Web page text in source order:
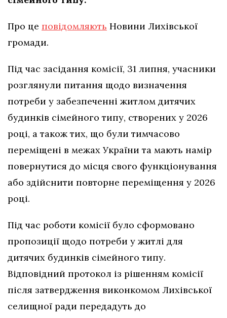
Про це повідомляють Новини Лихівської
громади.
Під час засідання комісії, 31 липня, учасники
розглянули питання щодо визначення
потреби у забезпеченні житлом дитячих
будинків сімейного типу, створених у 2026
році, а також тих, що були тимчасово
переміщені в межах України та мають намір
повернутися до місця свого функціонування
або здійснити повторне переміщення у 2026
році.
Під час роботи комісії було сформовано
пропозиції щодо потреби у житлі для
дитячих будинків сімейного типу.
Відповідний протокол із рішенням комісії
після затвердження виконкомом Лихівської
селищної ради передадуть до